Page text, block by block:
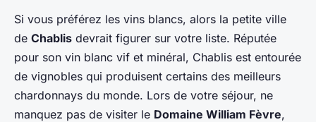
Si vous préférez les vins blancs, alors la petite ville
de Chablis devrait figurer sur votre liste. Réputée
pour son vin blanc vif et minéral, Chablis est entourée
de vignobles qui produisent certains des meilleurs
chardonnays du monde. Lors de votre séjour, ne
manquez pas de visiter le Domaine William Fèvre,